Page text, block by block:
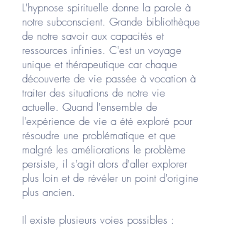
L'hypnose spirituelle donne la parole à
notre subconscient. Grande bibliothèque
de notre savoir aux capacités et
ressources infinies. C'est un voyage
unique et thérapeutique car chaque
découverte de vie passée à vocation à
traiter des situations de notre vie
actuelle. Quand l'ensemble de
l'expérience de vie a été exploré pour
résoudre une problématique et que
malgré les améliorations le problème
persiste, il s'agit alors d'aller explorer
plus loin et de révéler un point d'origine
plus ancien.
Il existe plusieurs voies possibles :